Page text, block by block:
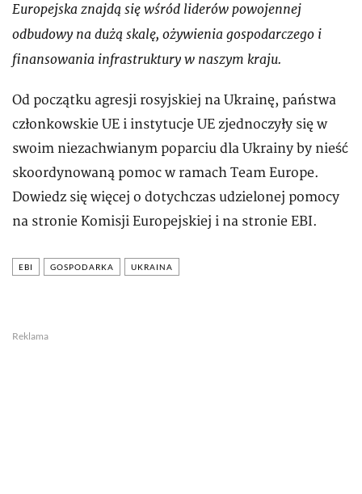
Europejska znajdą się wśród liderów powojennej
odbudowy na dużą skalę, ożywienia gospodarczego i
finansowania infrastruktury w naszym kraju.
Od początku agresji rosyjskiej na Ukrainę, państwa
członkowskie UE i instytucje UE zjednoczyły się w
swoim niezachwianym poparciu dla Ukrainy by nieść
skoordynowaną pomoc w ramach Team Europe.
Dowiedz się więcej o dotychczas udzielonej pomocy
na stronie Komisji Europejskiej i na stronie EBI.
EBI GOSPODARKA UKRAINA
Reklama